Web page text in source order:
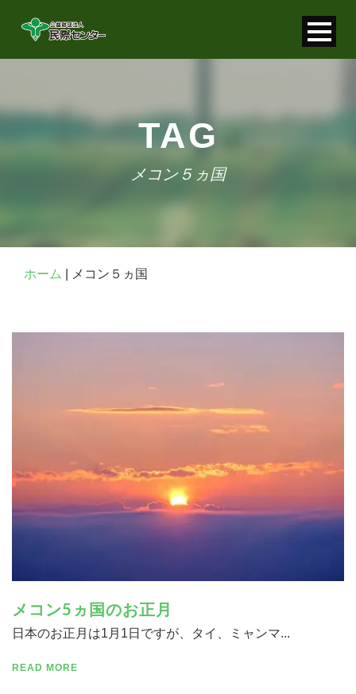
お問い合わせ
TAG
メコン５ヵ国
ホーム メコン５ヵ国
メコン5ヵ国のお正月
日本のお正月は1月1日ですが、タイ、ミャンマ...
READ MORE